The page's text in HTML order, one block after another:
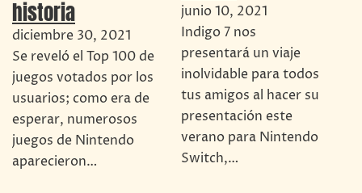
historia
diciembre 30, 2021
Se reveló el Top 100 de
juegos votados por los
usuarios; como era de
esperar, numerosos
juegos de Nintendo
aparecieron…
junio 10, 2021
Indigo 7 nos
presentará un viaje
inolvidable para todos
tus amigos al hacer su
presentación este
verano para Nintendo
Switch,…